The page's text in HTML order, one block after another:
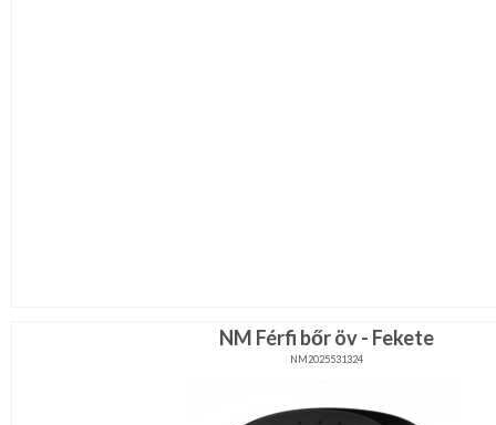
NM Férfi bőr öv - Fekete
NM2025531324